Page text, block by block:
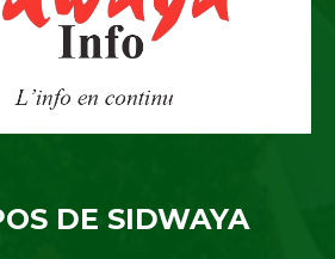
DE SIDWAYA